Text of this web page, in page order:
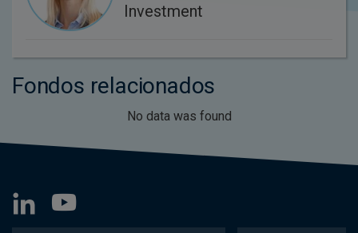
Investment
Fondos relacionados
No data was found